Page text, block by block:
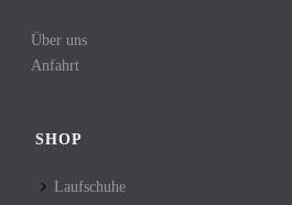
Über uns
Anfahrt
SHOP
Laufschuhe